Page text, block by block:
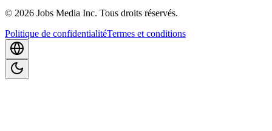
© 2026 Jobs Media Inc. Tous droits réservés.
Politique de confidentialitéTermes et conditions